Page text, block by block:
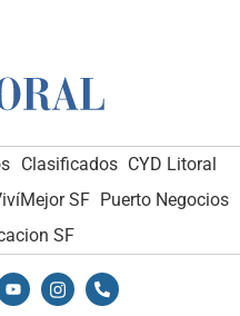
Clasificados CYD Litoral
SF Puerto Negocios
SF